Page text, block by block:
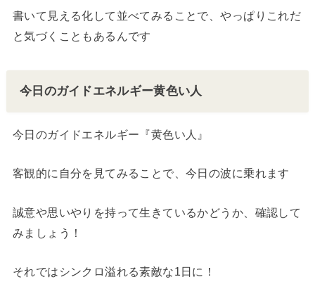
書いて見える化して並べてみることで、やっぱりこれだ
と気づくこともあるんです
今日のガイドエネルギー黄色い人
今日のガイドエネルギー『黄色い人』
客観的に自分を見てみることで、今日の波に乗れます
誠意や思いやりを持って生きているかどうか、確認して
みましょう！
それではシンクロ溢れる素敵な1日に！